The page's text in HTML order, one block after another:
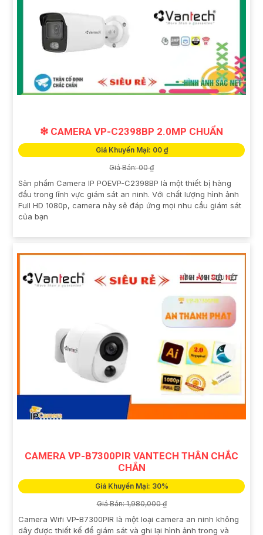
❇ CAMERA VP-C2398BP 2.0MP CHUẨN
Giá Khuyến Mại: 00 ₫
Giá Bán: 00 ₫
Sản phẩm Camera IP POEVP-C2398BP là một thiết bị hàng
đầu trong lĩnh vực giám sát an ninh. Với chất lượng hình ảnh
Full HD 1080p, camera này sẽ đáp ứng mọi nhu cầu giám sát
của bạn
CAMERA VP-B7300PIR VANTECH THÂN CHẮC
CHẮN
Giá Khuyến Mại: 30%
Giá Bán: 1,980,000 ₫
Camera Wifi VP-B7300PIR là một loại camera an ninh không
dây được thiết kế để giám sát và ghi lại hình ảnh trong và